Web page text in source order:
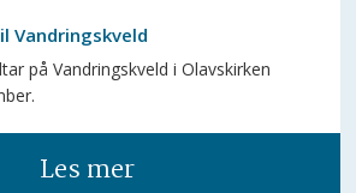
Vandringskveld
på Vandringskveld i Olavskirken
Les mer